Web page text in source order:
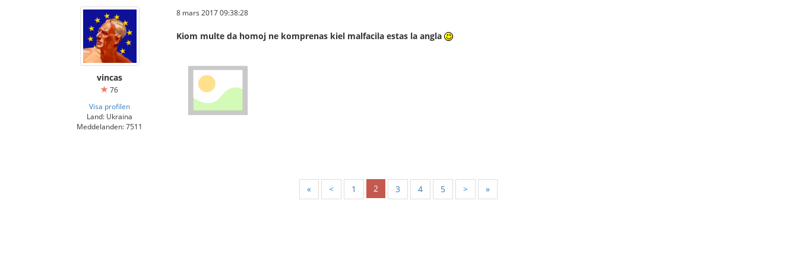
vincas
76
Visa profilen
Land: Ukraina
Meddelanden: 7511
8 mars 2017 09:38:28
Kiom multe da homoj ne komprenas kiel malfacila estas la angla
« < 1 2 3 4 5 > »